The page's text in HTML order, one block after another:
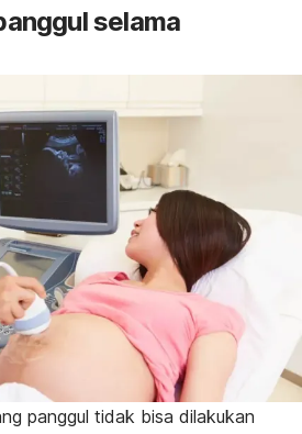
selama
panggul tidak bisa dilakukan